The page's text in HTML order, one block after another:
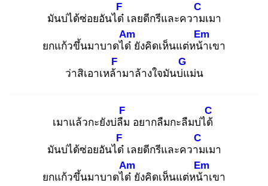
มันบ่ได้ซ่อยอันได๋
F
เลยดีกรีและความ
C
เมา
ยกแก้วขึ้นมาบาดได๋
Am
ยังคิดเห็นแต่หน้า
Em
เขา
ว่าสิเอาเหล้า
F
มาล้างใจมันบ่แ
G
ม่น
เมาแล้วกะยังบ่ลืม
F
อยากลืมกะลืมบ่ได้
C
มันบ่ได้ซ่อยอันได๋
F
เลยดีกรีและความ
C
เมา
ยกแก้วขึ้นมาบาดได๋
Am
ยังคิดเห็นแต่หน้า
Em
เขา